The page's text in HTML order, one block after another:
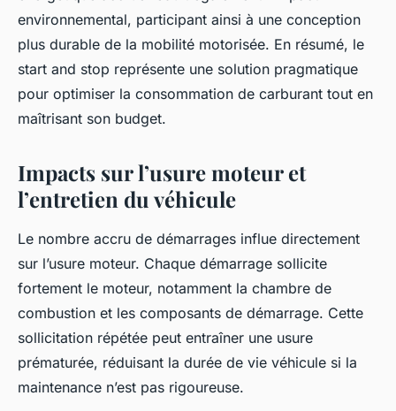
environnemental, participant ainsi à une conception
plus durable de la mobilité motorisée. En résumé, le
start and stop représente une solution pragmatique
pour optimiser la consommation de carburant tout en
maîtrisant son budget.
Impacts sur l’usure moteur et
l’entretien du véhicule
Le nombre accru de démarrages influe directement
sur l’usure moteur. Chaque démarrage sollicite
fortement le moteur, notamment la chambre de
combustion et les composants de démarrage. Cette
sollicitation répétée peut entraîner une usure
prématurée, réduisant la durée de vie véhicule si la
maintenance n’est pas rigoureuse.